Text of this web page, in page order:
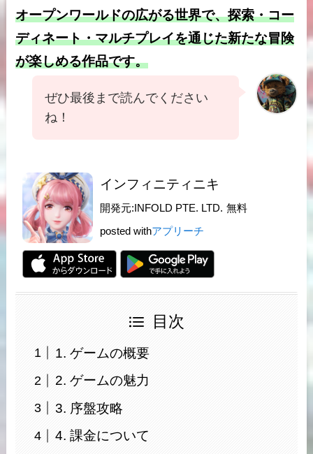
オープンワールドの広がる世界で、探索・コー
ディネート・マルチプレイを通じた新たな冒険
が楽しめる作品です。
ぜひ最後まで読んでください
ね！
インフィニティニキ
開発元:INFOLD PTE. LTD. 無料
posted withアプリーチ
目次
1. ゲームの概要
2. ゲームの魅力
3. 序盤攻略
4. 課金について